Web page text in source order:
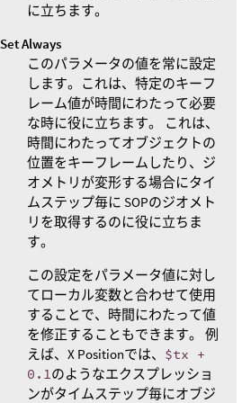
に立ちます。
Set Always
このパラメータの値を常に設定
します。これは、特定のキーフ
レーム値が時間にわたって必要
な時に役に立ちます。 これは、
時間にわたってオブジェクトの
位置をキーフレームしたり、ジ
オメトリが変形する場合にタイ
ムステップ毎に SOPのジオメト
リを取得するのに役に立ちま
す。
この設定をパラメータ値に対し
てローカル変数と合わせて使用
することで、時間にわたって値
を修正することもできます。 例
えば、X Positionでは、 $tx +
0.1 のようなエクスプレッショ
ンがタイムステップ毎にオブジ